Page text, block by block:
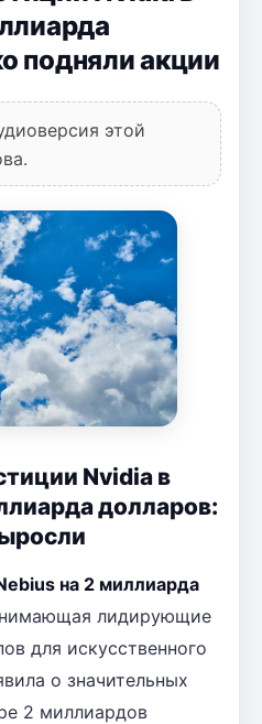
подняли акции
этой
Nvidia в
долларов:
на 2 миллиарда
лидирующие
для искусственного
о значительных
2 миллиардов